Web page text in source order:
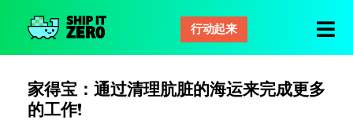
离
运
输
行动起来
家得宝：通过清理肮脏的海运来完成更多
的工作!